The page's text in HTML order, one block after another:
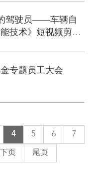
驾驶员——车辆自
技术》短视频剪辑
专题员工大会
4 5 6 7
下页 尾页